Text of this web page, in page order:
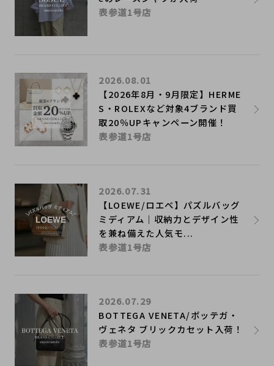
表参道1号店
【2026年8月・9月限定】HERME
S・ROLEXなど対象4ブランド買
取20％UPキャンペーン開催！
2026.08.01
表参道1号店
【LOEWE/ロエベ】パズルバッグ
ミディアム｜収納力とデザイン性
を兼ね備えた人気モ...
2026.07.31
表参道1号店
BOTTEGA VENETA/ボッテガ・
ヴェネタ ブリックカセット入荷！
2026.07.29
表参道1号店